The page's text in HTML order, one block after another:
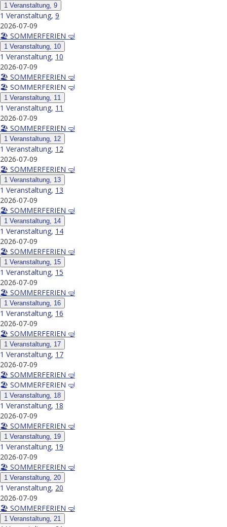
1 Veranstaltung, 9
1 Veranstaltung, 9
2026-07-09
🏖️ SOMMERFERIEN 🤿
1 Veranstaltung, 10
1 Veranstaltung, 10
2026-07-09
🏖️ SOMMERFERIEN 🤿
🏖️ SOMMERFERIEN 🤿
1 Veranstaltung, 11
1 Veranstaltung, 11
2026-07-09
🏖️ SOMMERFERIEN 🤿
1 Veranstaltung, 12
1 Veranstaltung, 12
2026-07-09
🏖️ SOMMERFERIEN 🤿
1 Veranstaltung, 13
1 Veranstaltung, 13
2026-07-09
🏖️ SOMMERFERIEN 🤿
1 Veranstaltung, 14
1 Veranstaltung, 14
2026-07-09
🏖️ SOMMERFERIEN 🤿
1 Veranstaltung, 15
1 Veranstaltung, 15
2026-07-09
🏖️ SOMMERFERIEN 🤿
1 Veranstaltung, 16
1 Veranstaltung, 16
2026-07-09
🏖️ SOMMERFERIEN 🤿
1 Veranstaltung, 17
1 Veranstaltung, 17
2026-07-09
🏖️ SOMMERFERIEN 🤿
🏖️ SOMMERFERIEN 🤿
1 Veranstaltung, 18
1 Veranstaltung, 18
2026-07-09
🏖️ SOMMERFERIEN 🤿
1 Veranstaltung, 19
1 Veranstaltung, 19
2026-07-09
🏖️ SOMMERFERIEN 🤿
1 Veranstaltung, 20
1 Veranstaltung, 20
2026-07-09
🏖️ SOMMERFERIEN 🤿
1 Veranstaltung, 21